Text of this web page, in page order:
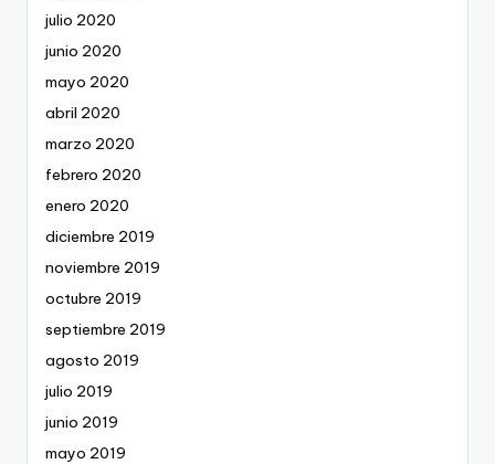
julio 2020
junio 2020
mayo 2020
abril 2020
marzo 2020
febrero 2020
enero 2020
diciembre 2019
noviembre 2019
octubre 2019
septiembre 2019
agosto 2019
julio 2019
junio 2019
mayo 2019